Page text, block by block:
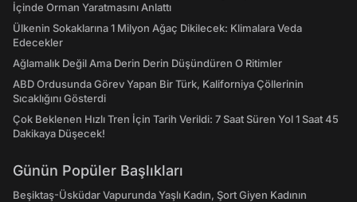
İçinde Orman Yaratmasını Anlattı
Ülkenin Sokaklarına 1 Milyon Ağaç Dikilecek: Klimalara Veda
Edecekler
Ağlamalık Değil Ama Derin Derin Düşündüren O Ritimler
ABD Ordusunda Görev Yapan Bir Türk, Kaliforniya Çöllerinin
Sıcaklığını Gösterdi
Çok Beklenen Hızlı Tren İçin Tarih Verildi: 7 Saat Süren Yol 1 Saat 45
Dakikaya Düşecek!
Günün Popüler Başlıkları
Beşiktaş-Üsküdar Vapurunda Yaşlı Kadın, Şort Giyen Kadının